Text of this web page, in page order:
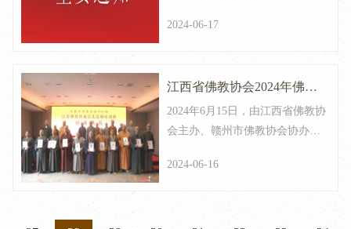
告》的通知
碍消防“生命通道”的突出隐患，
整治。
2024-06-17
江西省佛教协会2024年佛教
引礼师培训班结业典礼在赣
2024年6月15日，由江西省佛教协
会主办、赣州市佛教协会协办、
西省佛教协会2024年汉传佛教引
2024-06-16